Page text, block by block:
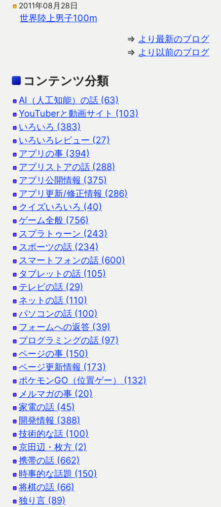
2011年08月28日
世界陸上男子100m
⇒ より最新のブログ
⇒ より以前のブログ
コンテンツ分類
AI（人工知能）の話 (63)
YouTuberと動画サイト (103)
いろいろ (383)
いろいろレビュー (27)
アプリの事 (394)
アプリストアの話 (288)
アプリ公開情報 (375)
アプリ更新/修正情報 (286)
クイズいろいろ (40)
ゲーム全般 (756)
スプラトゥーン (243)
スポーツの話 (234)
スマートフォンの話 (600)
タブレットの話 (105)
テレビの話 (29)
ネットの話 (110)
パソコンの話 (100)
フォームへの返答 (39)
プログラミングの話 (97)
ページの事 (150)
ページ更新情報 (173)
ポケモンGO（位置ゲー） (132)
メルマガの事 (20)
家電の話 (45)
開発情報 (388)
技術的な話 (100)
京田辺・枚方 (2)
携帯の話 (662)
時事的な話題 (150)
将棋の話 (66)
独り言 (89)